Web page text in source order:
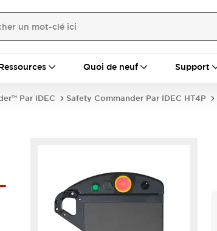
Quoi de neuf Support
Par IDEC Safety Commander Par IDEC HT4P